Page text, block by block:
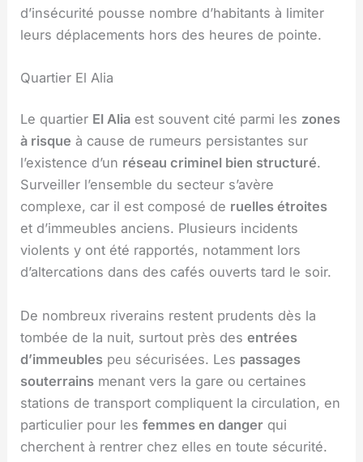
d’insécurité pousse nombre d’habitants à limiter
leurs déplacements hors des heures de pointe.
Quartier El Alia
Le quartier El Alia est souvent cité parmi les zones
à risque à cause de rumeurs persistantes sur
l’existence d’un réseau criminel bien structuré.
Surveiller l’ensemble du secteur s’avère
complexe, car il est composé de ruelles étroites
et d’immeubles anciens. Plusieurs incidents
violents y ont été rapportés, notamment lors
d’altercations dans des cafés ouverts tard le soir.
De nombreux riverains restent prudents dès la
tombée de la nuit, surtout près desentrées
d’immeubles peu sécurisées. Les passages
souterrains menant vers la gare ou certaines
stations de transport compliquent la circulation, en
particulier pour lesfemmes en danger qui
cherchent à rentrer chez elles en toute sécurité.